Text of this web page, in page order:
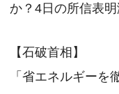
か？4日の所信表
【石破首相】
「省エネルギー